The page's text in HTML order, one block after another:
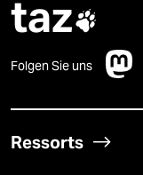
taz
Folgen Sie uns
Ressorts